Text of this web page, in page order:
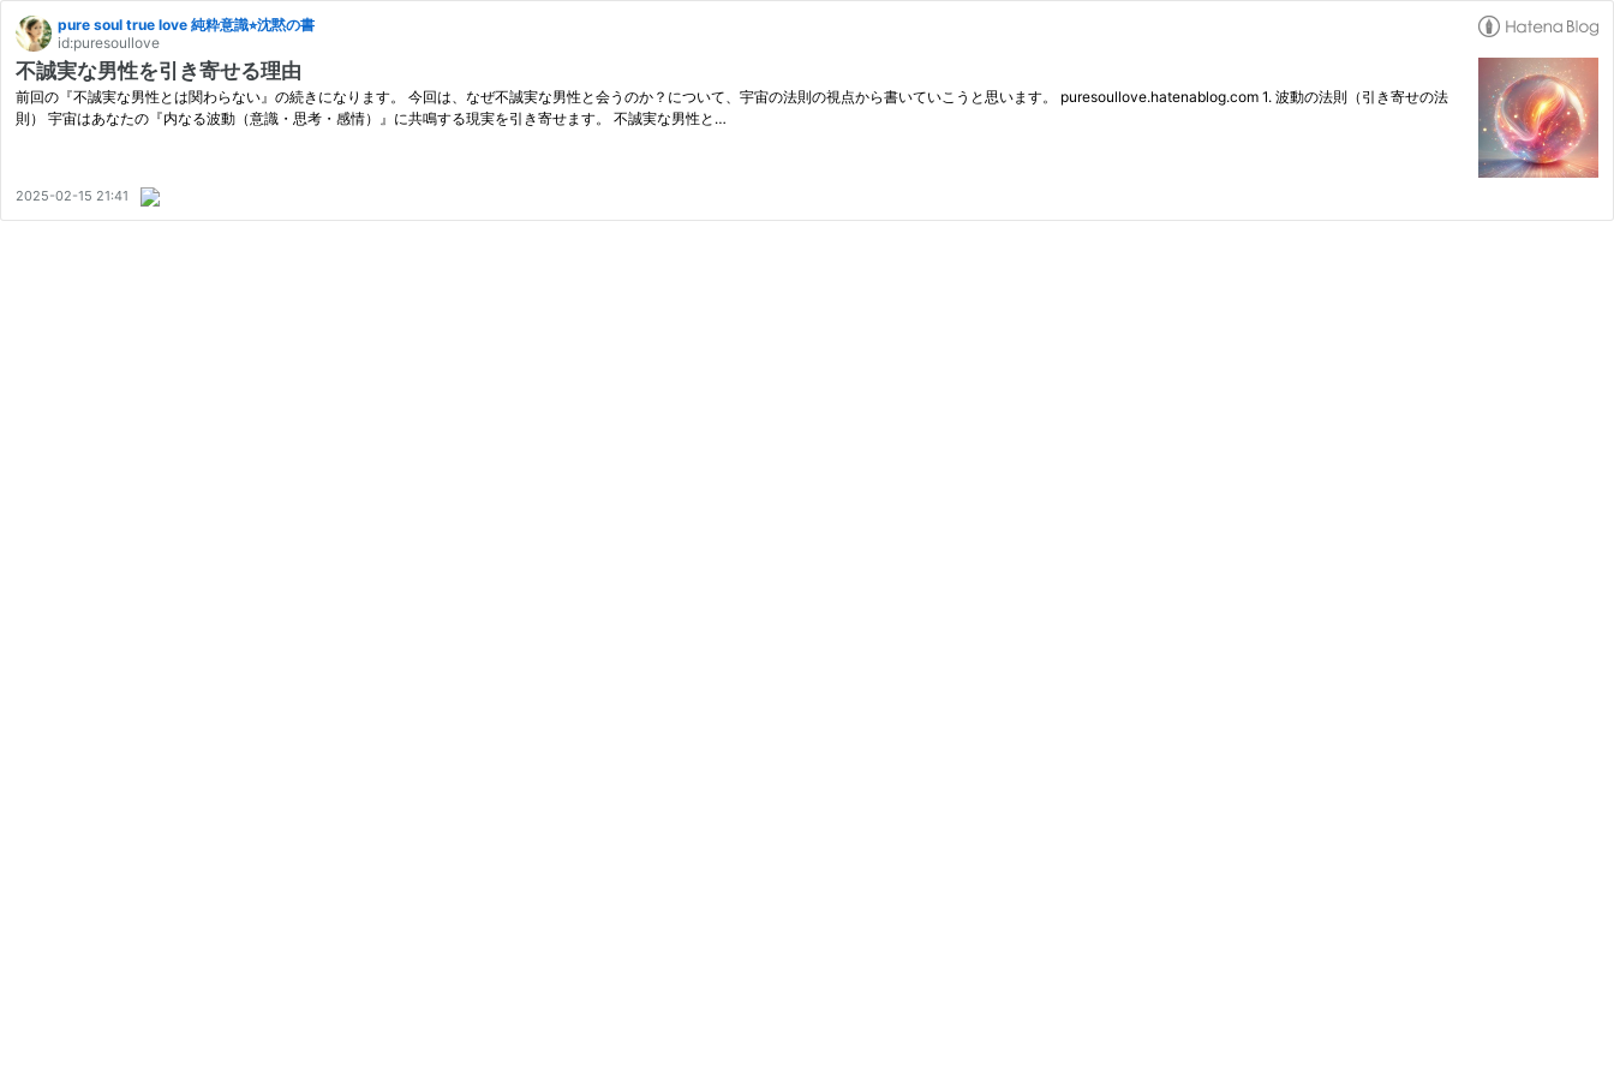
pure soul true love 純粋意識⭐︎沈黙の書
id:puresoullove
不誠実な男性を引き寄せる理由
前回の『不誠実な男性とは関わらない』の続きになります。 今回は、なぜ不誠実な男性と会うのか？について、宇宙の法則の視点から書いていこうと思います。 puresoullove.hatenablog.com 1. 波動の法則（引き寄せの法
則） 宇宙はあなたの『内なる波動（意識・思考・感情）』に共鳴する現実を引き寄せます。 不誠実な男性と…
2025-02-15 21:41